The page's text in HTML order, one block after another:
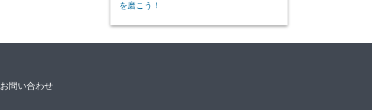
を磨こう！
お問い合わせ